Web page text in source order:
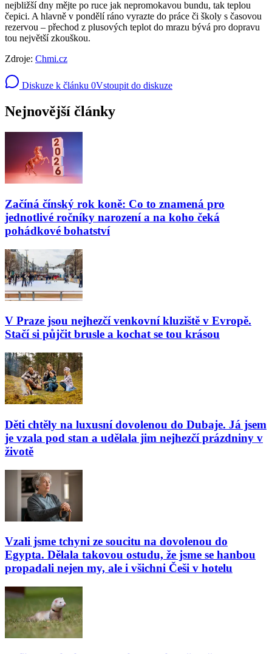
nejbližší dny mějte po ruce jak nepromokavou bundu, tak teplou
čepici. A hlavně v pondělí ráno vyrazte do práce či školy s časovou
rezervou – přechod z plusových teplot do mrazu bývá pro dopravu
tou největší zkouškou.
Zdroje: Chmi.cz
Diskuze k článku 0Vstoupit do diskuze
Nejnovější články
Začíná čínský rok koně: Co to znamená pro
jednotlivé ročníky narození a na koho čeká
pohádkové bohatství
V Praze jsou nejhezčí venkovní kluziště v Evropě.
Stačí si půjčit brusle a kochat se tou krásou
Děti chtěly na luxusní dovolenou do Dubaje. Já jsem
je vzala pod stan a udělala jim nejhezčí prázdniny v
životě
Vzali jsme tchyni ze soucitu na dovolenou do
Egypta. Dělala takovou ostudu, že jsme se hanbou
propadali nejen my, ale i všichni Češi v hotelu